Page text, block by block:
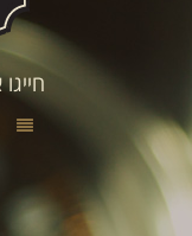
חייגו אלינו